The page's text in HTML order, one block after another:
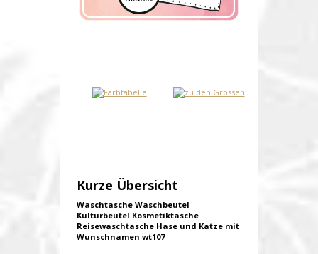
Kurze Übersicht
Waschtasche Waschbeutel
Kulturbeutel Kosmetiktasche
Reisewaschtasche Hase und Katze mit
Wunschnamen wt107